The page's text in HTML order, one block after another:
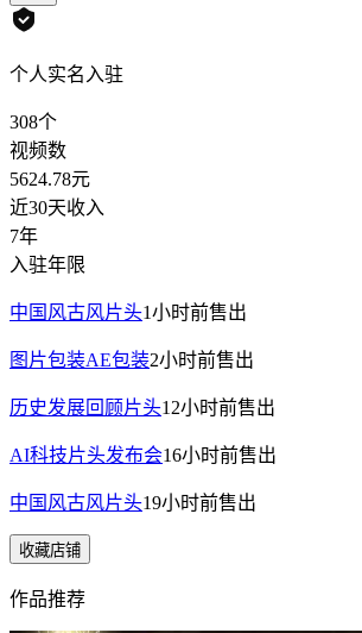
个人实名入驻
308个
视频数
5624.78元
近30天收入
7年
入驻年限
中国风古风片头1小时前售出
图片包装AE包装2小时前售出
历史发展回顾片头12小时前售出
AI科技片头发布会16小时前售出
中国风古风片头19小时前售出
收藏店铺
作品推荐